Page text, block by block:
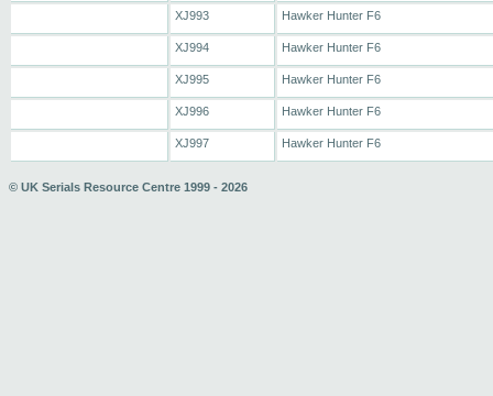
XJ993 Hawker Hunter F6
XJ994 Hawker Hunter F6
XJ995 Hawker Hunter F6
XJ996 Hawker Hunter F6
XJ997 Hawker Hunter F6
© UK Serials Resource Centre 1999 - 2026